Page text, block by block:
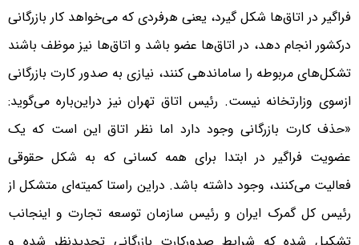
فراگیر در اتاق‌ها شکل گیرد، یعنی هرفردی که می‌خواهد کار بازرگانی
درکشور انجام دهد، در اتاق‌ها عضو باشد و اتاق‌ها نیز موظف باشند
تشکل‌های مربوطه را ساماندهی کنند، نیازی به صدور کارت بازرگانی
ازسوی وزارتخانه نیست. رئیس اتاق تهران نیز دراین‌باره می‌گوید:
«حذف کارت بازرگانی وجود دارد اما نظر اتاق این است که یک
عضویت فراگیر در ابتدا برای همه کسانی که به شکل حقوقی
فعالیت می‌کنند، وجود داشته باشد. دراین راستا کمیته‌ای متشکل از
رئیس‌ کل گمرک ایران و رئیس سازمان توسعه تجارت و اینجانب